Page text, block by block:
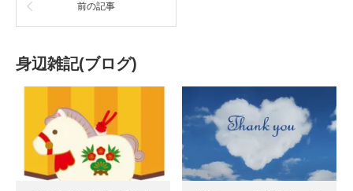
前の記事
身辺雑記(ブログ)